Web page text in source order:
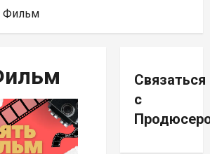
Фильм
Связаться
с